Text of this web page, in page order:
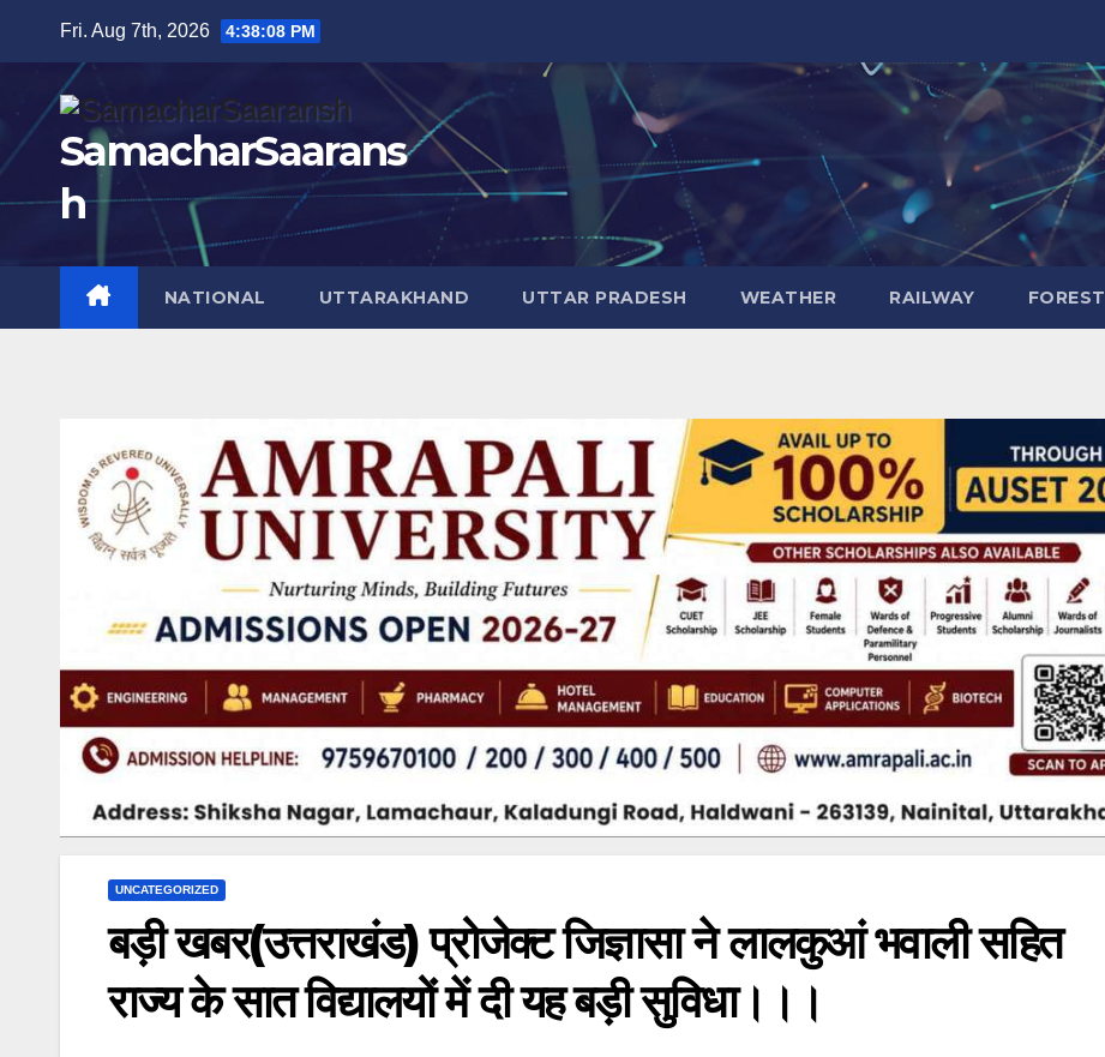
content
Fri. Aug 7th, 2026 4:38:09 PM
SamacharSaarans
h
NATIONAL UTTARAKHAND UTTAR PRADESH WEATHER RAILWAY FOREST
UNCATEGORIZED
बड़ी खबर(उत्तराखंड) प्रोजेक्ट जिज्ञासा ने लालकुआं भवाली सहित
राज्य के सात विद्यालयों में दी यह बड़ी सुविधा।।।